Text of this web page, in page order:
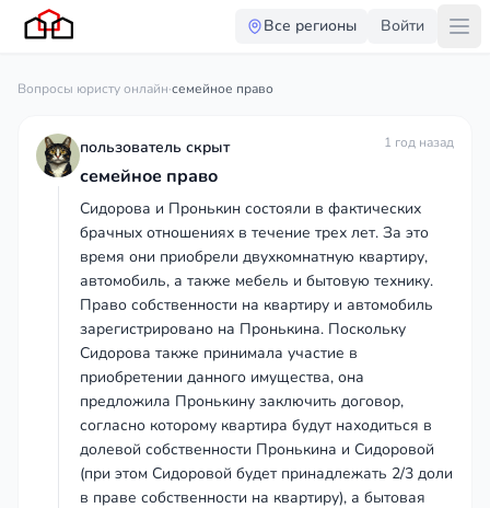
Все регионы Войти
Вопросы юристу онлайн·семейное право
пользователь скрыт 1 год назад
семейное право
Сидорова и Пронькин состояли в фактических
брачных отношениях в течение трех лет. За это
время они приобрели двухкомнатную квартиру,
автомобиль, а также мебель и бытовую технику.
Право собственности на квартиру и автомобиль
зарегистрировано на Пронькина. Поскольку
Сидорова также принимала участие в
приобретении данного имущества, она
предложила Пронькину заключить договор,
согласно которому квартира будут находиться в
долевой собственности Пронькина и Сидоровой
(при этом Сидоровой будет принадлежать 2/3 доли
в праве собственности на квартиру), а бытовая